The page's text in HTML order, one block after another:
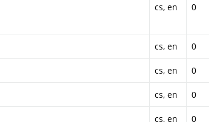
cs, en 0
cs, en 0
cs, en 0
cs, en 0
cs, en 0